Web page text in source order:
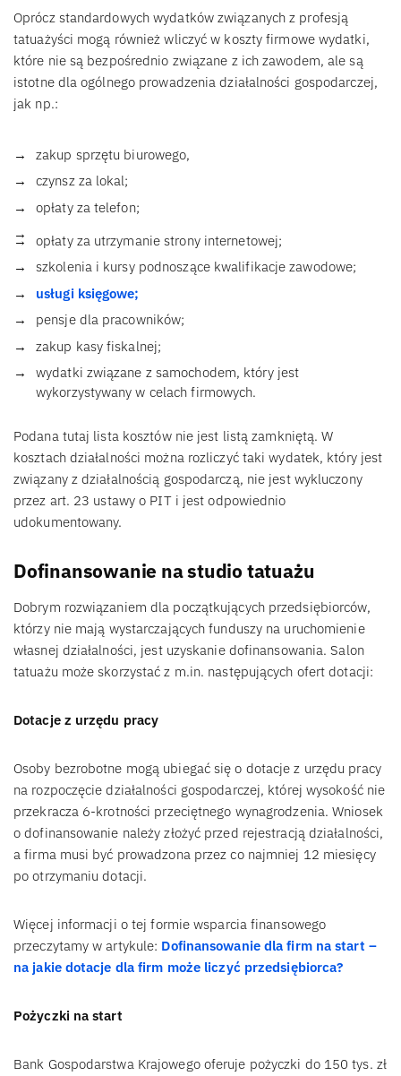
Oprócz standardowych wydatków związanych z profesją
tatuażyści mogą również wliczyć w koszty firmowe wydatki,
które nie są bezpośrednio związane z ich zawodem, ale są
istotne dla ogólnego prowadzenia działalności gospodarczej,
jak np.:
zakup sprzętu biurowego,
czynsz za lokal;
opłaty za telefon;
opłaty za utrzymanie strony internetowej;
szkolenia i kursy podnoszące kwalifikacje zawodowe;
usługi księgowe;
pensje dla pracowników;
zakup kasy fiskalnej;
wydatki związane z samochodem, który jest
wykorzystywany w celach firmowych.
Podana tutaj lista kosztów nie jest listą zamkniętą. W
kosztach działalności można rozliczyć taki wydatek, który jest
związany z działalnością gospodarczą, nie jest wykluczony
przez art. 23 ustawy o PIT i jest odpowiednio
udokumentowany.
Dofinansowanie na studio tatuażu
Dobrym rozwiązaniem dla początkujących przedsiębiorców,
którzy nie mają wystarczających funduszy na uruchomienie
własnej działalności, jest uzyskanie dofinansowania. Salon
tatuażu może skorzystać z m.in. następujących ofert dotacji:
Dotacje z urzędu pracy
Osoby bezrobotne mogą ubiegać się o dotacje z urzędu pracy
na rozpoczęcie działalności gospodarczej, której wysokość nie
przekracza 6-krotności przeciętnego wynagrodzenia. Wniosek
o dofinansowanie należy złożyć przed rejestracją działalności,
a firma musi być prowadzona przez co najmniej 12 miesięcy
po otrzymaniu dotacji.
Więcej informacji o tej formie wsparcia finansowego
przeczytamy w artykule: Dofinansowanie dla firm na start –
na jakie dotacje dla firm może liczyć przedsiębiorca?
Pożyczki na start
Bank Gospodarstwa Krajowego oferuje pożyczki do 150 tys. zł